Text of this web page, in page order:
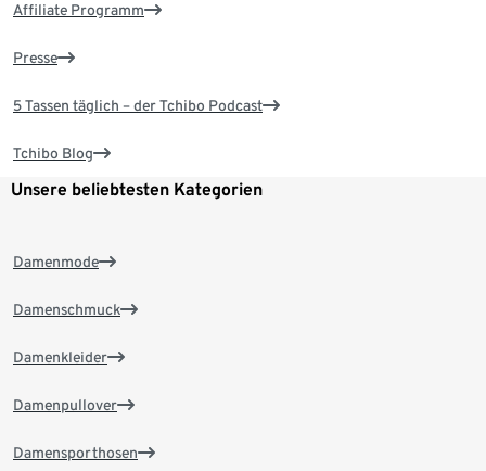
Affiliate Programm
Presse
5 Tassen täglich – der Tchibo Podcast
Tchibo Blog
Unsere beliebtesten Kategorien
Damenmode
Damenschmuck
Damenkleider
Damenpullover
Damensporthosen